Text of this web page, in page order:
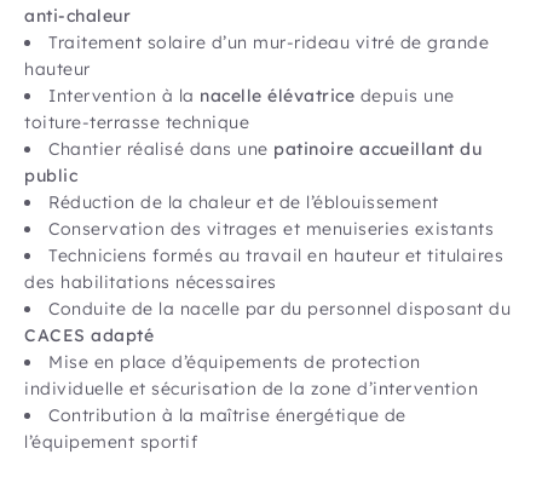
anti-chaleur
Traitement solaire d’un mur-rideau vitré de grande
hauteur
Intervention à la nacelle élévatrice depuis une
toiture-terrasse technique
Chantier réalisé dans une patinoire accueillant du
public
Réduction de la chaleur et de l’éblouissement
Conservation des vitrages et menuiseries existants
Techniciens formés au travail en hauteur et titulaires
des habilitations nécessaires
Conduite de la nacelle par du personnel disposant du
CACES adapté
Mise en place d’équipements de protection
individuelle et sécurisation de la zone d’intervention
Contribution à la maîtrise énergétique de
l’équipement sportif